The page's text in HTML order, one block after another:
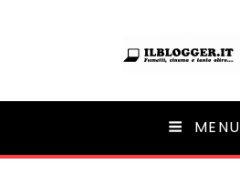
Ilblogger.it
Il portalino di blog | MENU